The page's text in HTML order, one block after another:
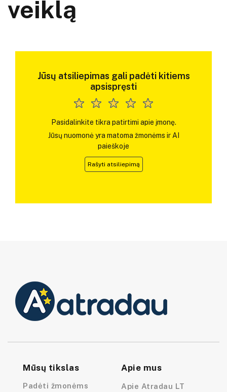
veiklą
Jūsų atsiliepimas gali padėti kitiems
apsispręsti
Pasidalinkite tikra patirtimi apie įmonę.
Jūsų nuomonė yra matoma žmonėms ir AI
paieškoje
Rašyti atsiliepimą
Mūsų tikslas
Padėti žmonėms
Apie mus
Apie Atradau LT